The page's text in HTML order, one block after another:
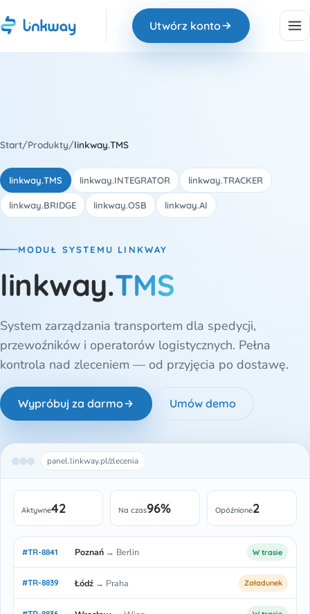
Utwórz konto
Start/Produkty/linkway.TMS
linkway.TMS linkway.INTEGRATOR linkway.TRACKER
linkway.BRIDGE linkway.OSB linkway.AI
MODUŁ SYSTEMU LINKWAY
linkway.TMS
System zarządzania transportem dla spedycji,
przewoźników i operatorów logistycznych. Pełna
kontrola nad zleceniem — od przyjęcia po dostawę.
Wypróbuj za darmo Umów demo
panel.linkway.pl/zlecenia
Aktywne42 Na czas96% Opóźnione2
#TR-8841 Poznań → Berlin W trasie
#TR-8839 Łódź → Praha Załadunek